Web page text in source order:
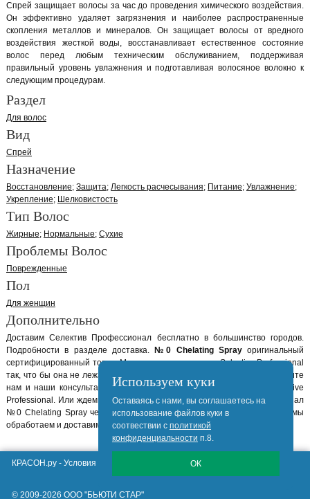
Спрей защищает волосы за час до проведения химического воздействия.
Он эффективно удаляет загрязнения и наиболее распространенные
скопления металлов и минералов. Он защищает волосы от вредного
воздействия жесткой воды, восстанавливает естественное состояние
волос перед любым техническим обслуживанием, поддерживая
правильный уровень увлажнения и подготавливая волосяное волокно к
следующим процедурам.
Раздел
Для волос
Вид
Спрей
Назначение
Восстановление Защита Легкость расчесывания Питание Увлажнение
Укрепление
Шелковистость
Тип Волос
Жирные Нормальные Сухие
Проблемы Волос
Поврежденные
Пол
Для женщин
Дополнительно
Доставим Селектив Профессионал бесплатно в большинство городов.
Подробности в разделе доставка.
№0 Chelating Sprayоригинальный
сертифицированный товар. Мы закупаем продукцию Selective Professional
так, что бы она не лежала у нас на складе больше 2-х недель. Позвоните
нам и наши консультанты помогут вам выбрать нужный товар Selective
Professional. Или ждем вашего онлайн заказа на Селектив Профессионал
№0 Chelating Spray через сайт. Заказав №0 Chelating Spray онлайн, мы
обработаем и доставим Ваш заказ максимально быстро.
Используем куки
Оставаясь с нами, вы соглашаетесь на
использование файлов куки в
соотвествии с политикой
конфиденциальности п.8.
ОК
КРАСОН.ру - Условия Продажи, Доставки, Гарантии
© 2009-2026 ООО "БЬЮТИ СТАР"